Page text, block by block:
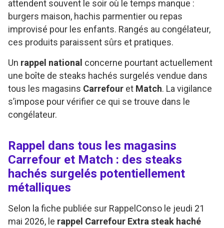
attendent souvent le soir où le temps manque :
burgers maison, hachis parmentier ou repas
improvisé pour les enfants. Rangés au congélateur,
ces produits paraissent sûrs et pratiques.
Un rappel national concerne pourtant actuellement
une boîte de steaks hachés surgelés vendue dans
tous les magasins Carrefour et Match. La vigilance
s’impose pour vérifier ce qui se trouve dans le
congélateur.
Rappel dans tous les magasins
Carrefour et Match : des steaks
hachés surgelés potentiellement
métalliques
Selon la fiche publiée sur RappelConso le jeudi 21
mai 2026, le rappel Carrefour Extra steak haché